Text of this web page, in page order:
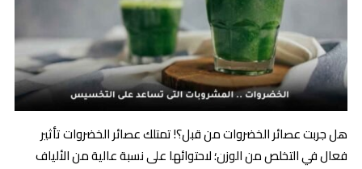
هل جربت عصائر الخضروات من قبل؟! تمتلك عصائر الخضروات تأثير
فعال في التخلص من الوزن؛ لاحتوائها على نسبة عالية من الألياف